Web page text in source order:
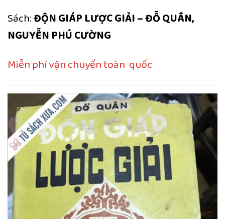
Sách:ĐỘN GIÁP LƯỢC GIẢI – ĐỖ QUÂN,
NGUYỄN PHÚ CƯỜNG
Miễn phí vận chuyển toàn quốc